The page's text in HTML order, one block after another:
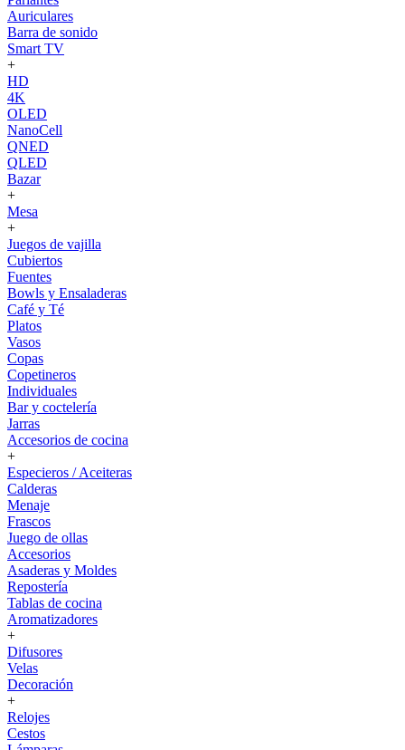
Auriculares
Barra de sonido
Smart TV
+
HD
4K
OLED
NanoCell
QNED
QLED
Bazar
+
Mesa
+
Juegos de vajilla
Cubiertos
Fuentes
Bowls y Ensaladeras
Café y Té
Platos
Vasos
Copas
Copetineros
Individuales
Bar y coctelería
Jarras
Accesorios de cocina
+
Especieros / Aceiteras
Calderas
Menaje
Frascos
Juego de ollas
Accesorios
Asaderas y Moldes
Repostería
Tablas de cocina
Aromatizadores
+
Difusores
Velas
Decoración
+
Relojes
Cestos